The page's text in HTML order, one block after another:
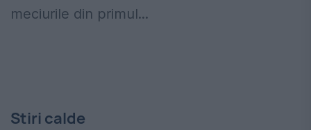
meciurile din primul...
Stiri calde